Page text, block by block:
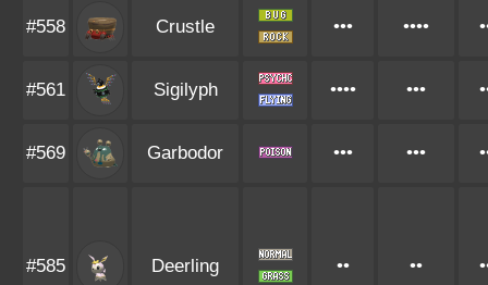
#558 Crustle ••• ••••
#561 Sigilyph •••• •••
#569 Garbodor ••• •••
#585 Deerling •• ••